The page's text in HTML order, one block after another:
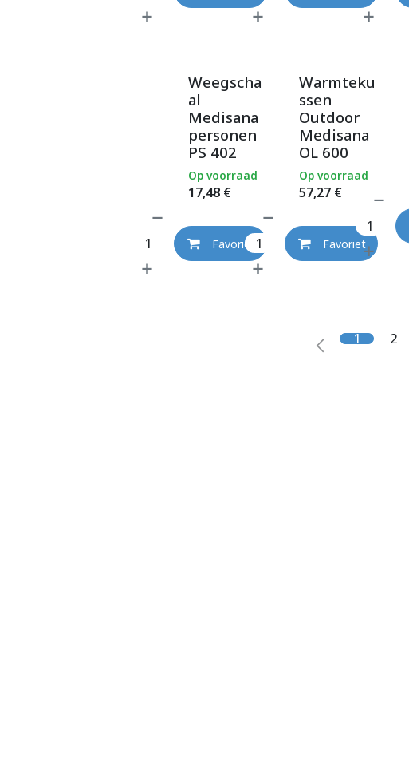
Weegscha
al
Medisana
personen
PS 402
17,48 €
Op voorraad
Favoriet
Warmteku
ssen
Outdoor
Medisana
OL 600
57,27€
Op voorraad
Favoriet
1 2